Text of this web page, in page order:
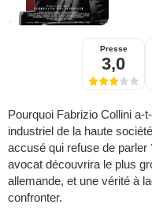
Presse
3,0
Pourquoi Fabrizio Collini
industriel de la haute
accusé qui refuse de
avocat découvrira le plus
allemande, et une vérité à
confronter.